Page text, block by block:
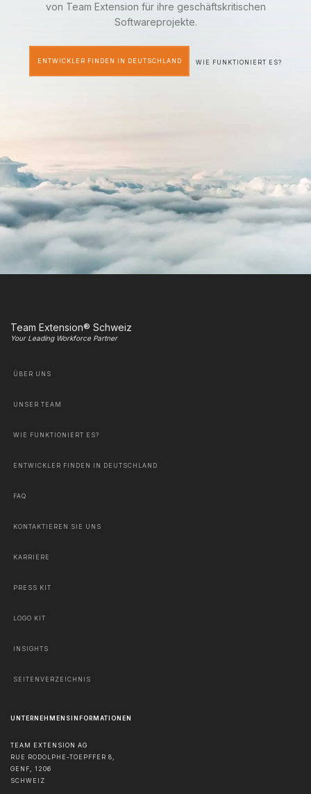
von Team Extension für ihre geschäftskritischen
Softwareprojekte.
ENTWICKLER FINDEN IN DEUTSCHLAND WIE FUNKTIONIERT ES?
Team Extension® Schweiz
Your Leading Workforce Partner
ÜBER UNS
UNSER TEAM
WIE FUNKTIONIERT ES?
ENTWICKLER FINDEN IN DEUTSCHLAND
FAQ
KONTAKTIEREN SIE UNS
KARRIERE
PRESS KIT
LOGO KIT
INSIGHTS
SEITENVERZEICHNIS
UNTERNEHMENSINFORMATIONEN
TEAM EXTENSION AG
RUE RODOLPHE-TOEPFFER 8,
GENF, 1206
SCHWEIZ